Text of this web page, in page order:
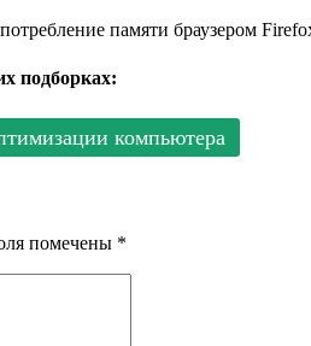
памяти браузером
подборках:
компьютера
помечены *